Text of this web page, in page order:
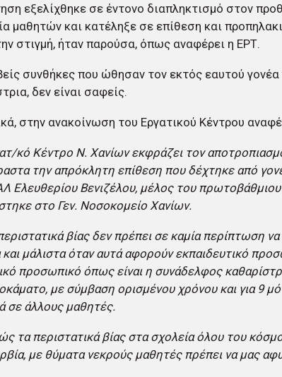
εξελίχθηκε σε έντονο διαπληκτισμό στον
μαθητών και κατέληξε σε επίθεση και
στιγμή, ήταν παρούσα, όπως αναφέρει η ΕΡΤ.
συνθήκες που ώθησαν τον εκτός εαυτού γονέα
δεν είναι σαφείς.
στην ανακοίνωση του Εργατικού Κέντρου
κό Κέντρο Ν. Χανίων εκφράζει τον
την απρόκλητη επίθεση που δέχτηκε από
Ελευθερίου Βενιζέλου, μέλος του
στο Γεν. Νοσοκομείο Χανίων.
βίας δεν πρέπει σε καμία περίπτωση
και μάλιστα όταν αυτά αφορούν εκπαιδευτικό
προσωπικό όπως είναι η συνάδελφος
με σύμβαση ορισμένου χρόνου και για 9
σε άλλους μαθητές.
τα περιστατικά βίας στα σχολεία όλου του
με θύματα νεκρούς μαθητές πρέπει να μας